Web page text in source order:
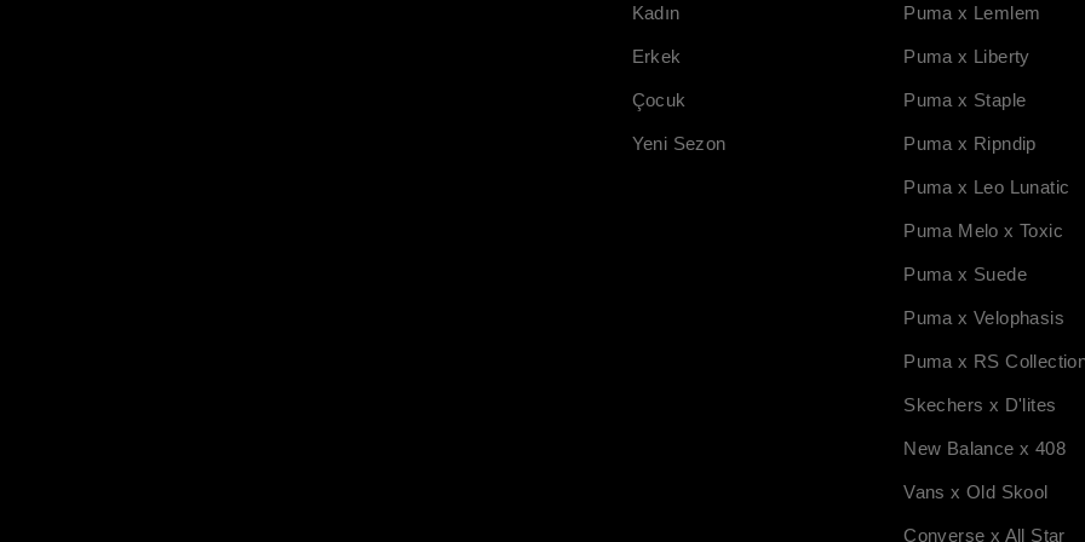
Kadın
Erkek
Çocuk
Yeni Sezon
Puma x Lemlem
Puma x Liberty
Puma x Staple
Puma x Ripndip
Puma x Leo Lunatic
Puma Melo x Toxic
Puma x Suede
Puma x Velophasis
Puma x RS
Skechers x D'lites
New Balance x 408
Vans x Old Skool
Converse x All Star